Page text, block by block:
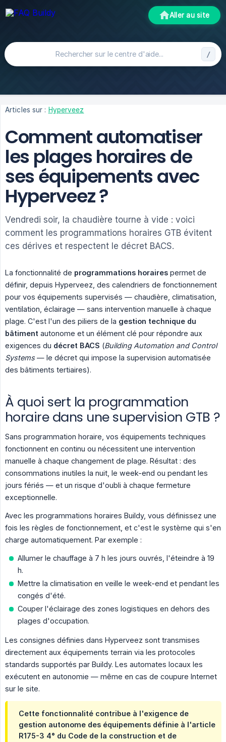
Aller au site
Articles sur : Hyperveez
Comment automatiser
les plages horaires de
ses équipements avec
Hyperveez ?
Vendredi soir, la chaudière tourne à vide : voici
comment les programmations horaires GTB évitent
ces dérives et respectent le décret BACS.
La fonctionnalité de programmations horaires permet de
définir, depuis Hyperveez, des calendriers de fonctionnement
pour vos équipements supervisés — chaudière, climatisation,
ventilation, éclairage — sans intervention manuelle à chaque
plage. C'est l'un des piliers de la gestion technique du
bâtiment autonome et un élément clé pour répondre aux
exigences du décret BACS (Building Automation and Control
Systems— le décret qui impose la supervision automatisée
des bâtiments tertiaires).
À quoi sert la programmation
horaire dans une supervision GTB ?
Sans programmation horaire, vos équipements techniques
fonctionnent en continu ou nécessitent une intervention
manuelle à chaque changement de plage. Résultat : des
consommations inutiles la nuit, le week-end ou pendant les
jours fériés — et un risque d'oubli à chaque fermeture
exceptionnelle.
Avec les programmations horaires Buildy, vous définissez une
fois les règles de fonctionnement, et c'est le système qui s'en
charge automatiquement. Par exemple :
Allumer le chauffage à 7 h les jours ouvrés, l'éteindre à 19
h.
Mettre la climatisation en veille le week-end et pendant les
congés d'été.
Couper l'éclairage des zones logistiques en dehors des
plages d'occupation.
Les consignes définies dans Hyperveez sont transmises
directement aux équipements terrain via les protocoles
standards supportés par Buildy. Les automates locaux les
exécutent en autonomie — même en cas de coupure Internet
sur le site.
Cette fonctionnalité contribue à l'exigence de
gestion autonome des équipements définie à l'article
R175-3 4° du Code de la construction et de